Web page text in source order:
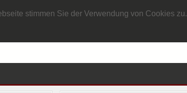
stimmen Sie der Verwendung von Cookies zu.
SAMPLE PAGE